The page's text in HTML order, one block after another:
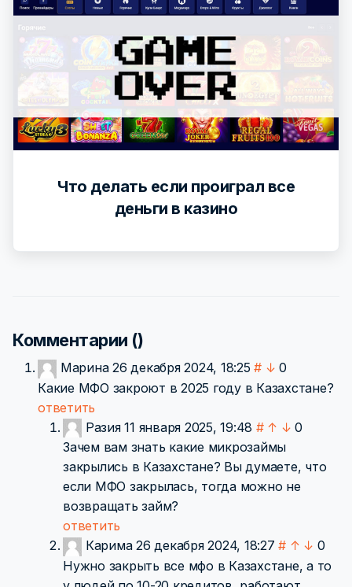
Что делать если проиграл все
деньги в казино
Комментарии ()
Марина 26 декабря 2024, 18:25 # ↓ 0
Какие МФО закроют в 2025 году в Казахстане?
ответить
Разия 11 января 2025, 19:48 # ↑ ↓ 0
Зачем вам знать какие микрозаймы
закрылись в Казахстане? Вы думаете, что
если МФО закрылась, тогда можно не
возвращать займ?
ответить
Карима 26 декабря 2024, 18:27 # ↑ ↓ 0
Нужно закрыть все мфо в Казахстане, а то